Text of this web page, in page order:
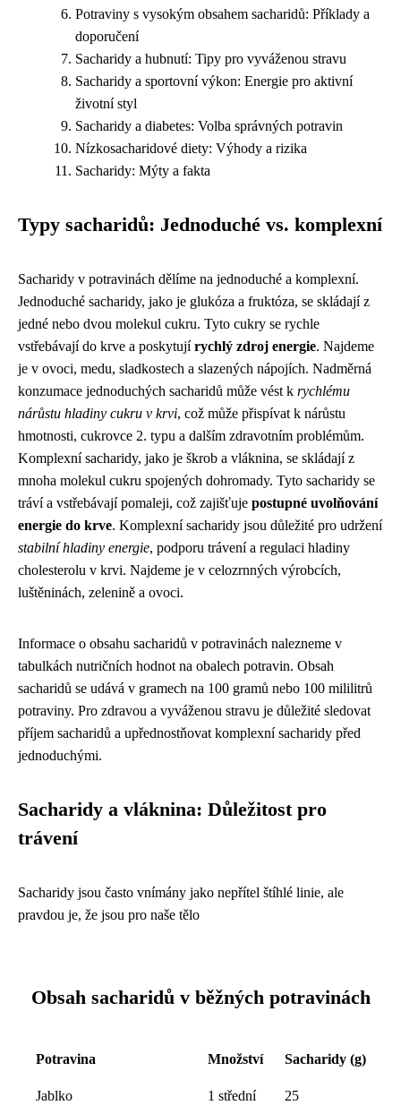
Potraviny s vysokým obsahem sacharidů: Příklady a
doporučení
Sacharidy a hubnutí: Tipy pro vyváženou stravu
Sacharidy a sportovní výkon: Energie pro aktivní
životní styl
Sacharidy a diabetes: Volba správných potravin
Nízkosacharidové diety: Výhody a rizika
Sacharidy: Mýty a fakta
Typy sacharidů: Jednoduché vs. komplexní
Sacharidy v potravinách dělíme na jednoduché a komplexní.
Jednoduché sacharidy, jako je glukóza a fruktóza, se skládají z
jedné nebo dvou molekul cukru. Tyto cukry se rychle
vstřebávají do krve a poskytujírychlý zdroj energie. Najdeme
je v ovoci, medu, sladkostech a slazených nápojích. Nadměrná
konzumace jednoduchých sacharidů může vést k rychlému
nárůstu hladiny cukru v krvi, což může přispívat k nárůstu
hmotnosti, cukrovce 2. typu a dalším zdravotním problémům.
Komplexní sacharidy, jako je škrob a vláknina, se skládají z
mnoha molekul cukru spojených dohromady. Tyto sacharidy se
tráví a vstřebávají pomaleji, což zajišťuje postupné uvolňování
energie do krve. Komplexní sacharidy jsou důležité pro udržení
stabilní hladiny energie, podporu trávení a regulaci hladiny
cholesterolu v krvi. Najdeme je v celozrnných výrobcích,
luštěninách, zelenině a ovoci.
Informace o obsahu sacharidů v potravinách nalezneme v
tabulkách nutričních hodnot na obalech potravin. Obsah
sacharidů se udává v gramech na 100 gramů nebo 100 mililitrů
potraviny. Pro zdravou a vyváženou stravu je důležité sledovat
příjem sacharidů a upřednostňovat komplexní sacharidy před
jednoduchými.
Sacharidy a vláknina: Důležitost pro
trávení
Sacharidy jsou často vnímány jako nepřítel štíhlé linie, ale
pravdou je, že jsou pro naše tělo
Obsah sacharidů v běžných potravinách
Potravina Množství Sacharidy (g)
Jablko 1 střední 25